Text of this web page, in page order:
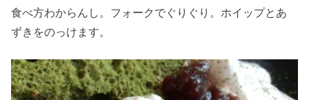
食べ方わからんし。フォークでぐりぐり。ホイップとあ
ずきをのっけます。